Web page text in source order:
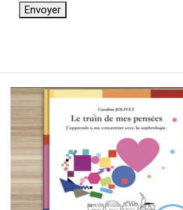
Envoyer